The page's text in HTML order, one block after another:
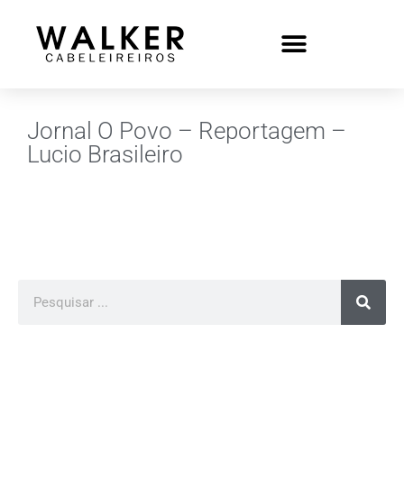
Jornal O Povo – Reportagem –
Lucio Brasileiro